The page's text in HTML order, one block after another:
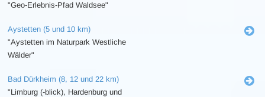
"Geo-Erlebnis-Pfad Waldsee"
Aystetten (5 und 10 km)
"Aystetten im Naturpark Westliche
Wälder"
Bad Dürkheim (8, 12 und 22 km)
"Limburg (-blick), Hardenburg und